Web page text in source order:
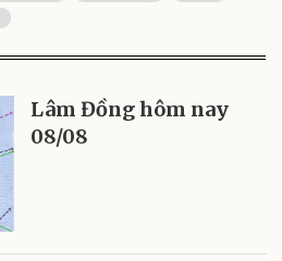
Lâm Đồng hôm nay
08/08